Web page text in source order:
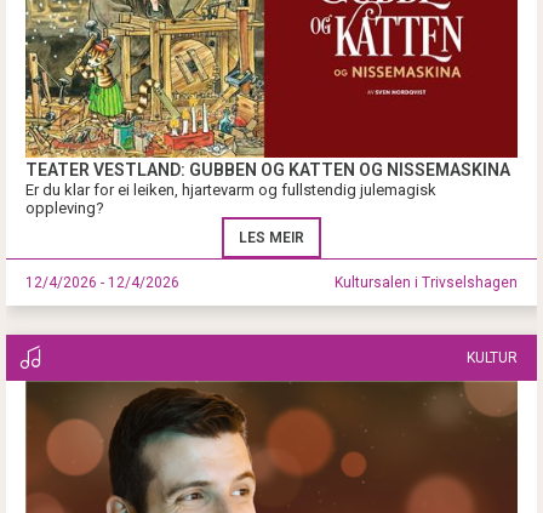
TEATER VESTLAND: GUBBEN OG KATTEN OG NISSEMASKINA
Er du klar for ei leiken, hjartevarm og fullstendig julemagisk
oppleving?
LES MEIR
12/4/2026 - 12/4/2026 Kultursalen i Trivselshagen
KULTUR